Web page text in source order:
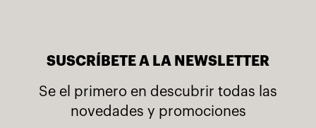
SUSCRÍBETE A LA NEWSLETTER
Se el primero en descubrir todas las
novedades y promociones